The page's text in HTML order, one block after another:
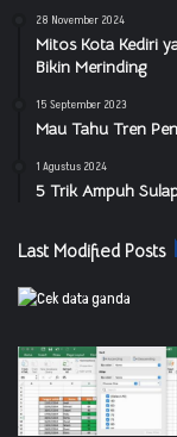
28 November 2024
Mitos Kota Kediri
Bikin Merinding
15 September 2023
Mau Tahu Tren
1 Agustus 2024
5 Trik Ampuh
Last Modified Posts